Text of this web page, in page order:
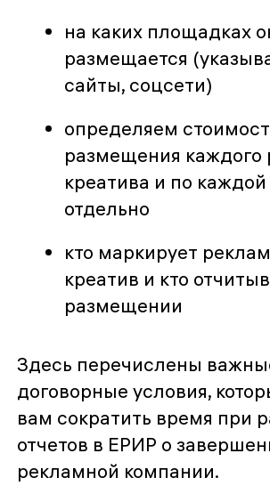
на каких площадках
размещается
сайты, соцсети)
определяем
размещения каждого
креатива и по
отдельно
кто маркирует
креатив и кто
размещении
Здесь перечислены
договорные условия,
вам сократить время при
отчетов в ЕРИР о
рекламной компании.